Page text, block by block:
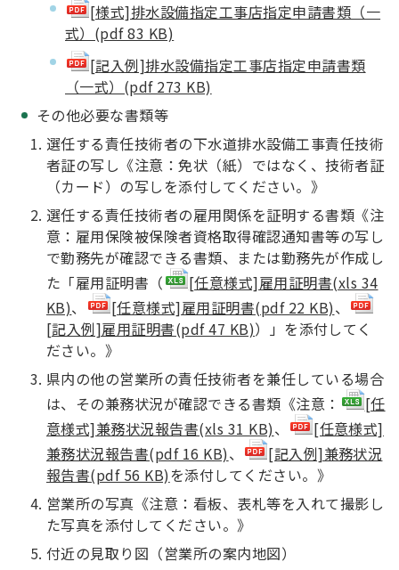
[様式]排水設備指定工事店指定申請書類（一
式）(pdf 83 KB)
[記入例]排水設備指定工事店指定申請書類
（一式）(pdf 273 KB)
その他必要な書類等
選任する責任技術者の下水道排水設備工事責任技術
者証の写し《注意：免状（紙）ではなく、技術者証
（カード）の写しを添付してください。》
選任する責任技術者の雇用関係を証明する書類《注
意：雇用保険被保険者資格取得確認通知書等の写し
で勤務先が確認できる書類、または勤務先が作成し
た「雇用証明書（
[任意様式]雇用証明書(xls 34
KB)、 [任意様式]雇用証明書(pdf 22 KB)、
[記入例]雇用証明書(pdf 47 KB)）」を添付してく
ださい。》
県内の他の営業所の責任技術者を兼任している場合
は、その兼務状況が確認できる書類《注意：
[任
意様式]兼務状況報告書(xls 31 KB)、
[任意様式]
兼務状況報告書(pdf 16 KB)、
[記入例]兼務状況
報告書(pdf 56 KB)を添付してください。》
営業所の写真《注意：看板、表札等を入れて撮影し
た写真を添付してください。》
付近の見取り図（営業所の案内地図）